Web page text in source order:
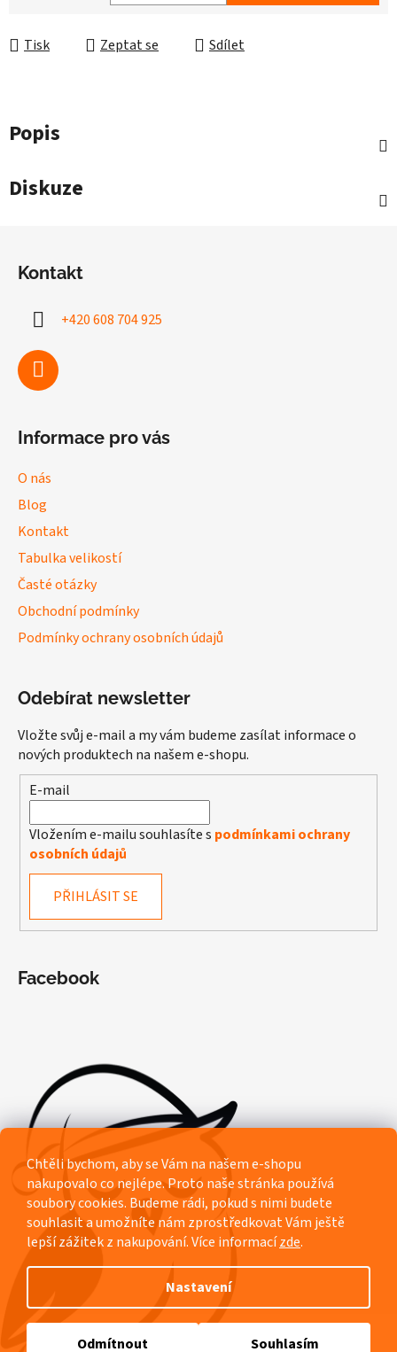
Chtěli bychom, aby se Vám na našem e-shopu
nakupovalo co nejlépe. Proto naše stránka používá
soubory cookies. Budeme rádi, pokud s nimi budete
souhlasit a umožníte nám zprostředkovat Vám ještě
lepší zážitek z nakupování.Více informacízde.
Nastavení
Odmítnout Souhlasím
Tisk Zeptat se Sdílet
Popis
Diskuze
Kontakt
+420 608 704 925
Informace pro vás
O nás
Blog
Kontakt
Tabulka velikostí
Časté otázky
Obchodní podmínky
Podmínky ochrany osobních údajů
Odebírat newsletter
Vložte svůj e-mail a my vám budeme zasílat informace o
nových produktech na našem e-shopu.
E-mail
Vložením e-mailu souhlasíte s podmínkami ochrany
osobních údajů
PŘIHLÁSIT SE
Facebook